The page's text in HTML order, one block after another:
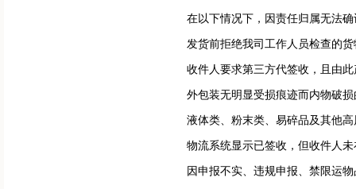
在以下情况下，因责任归属无法确
发货前拒绝我司工作人员检查的货
收件人要求第三方代签收，且由此
外包装无明显受损痕迹而内物破损
液体类、粉末类、易碎品及其他高
物流系统显示已签收，但收件人未
因申报不实、违规申报、禁限运物